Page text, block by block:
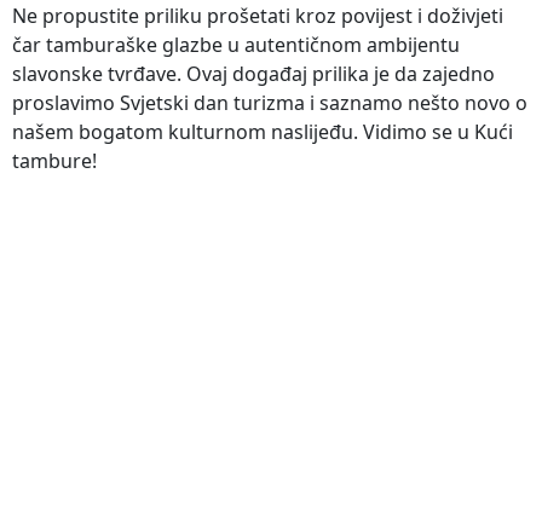
Ne propustite priliku prošetati kroz povijest i doživjeti
čar tamburaške glazbe u autentičnom ambijentu
slavonske tvrđave. Ovaj događaj prilika je da zajedno
proslavimo Svjetski dan turizma i saznamo nešto novo o
našem bogatom kulturnom naslijeđu. Vidimo se u Kući
tambure!